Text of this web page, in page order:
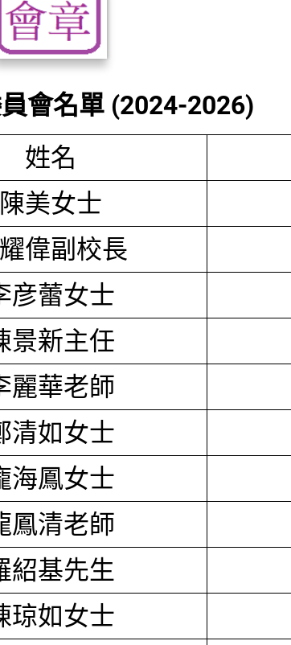
會名單 (2024-2026)
姓名
陳美女士
偉副校長
彦蕾女士
景新主任
麗華老師
清如女士
海鳳女士
鳳清老師
紹基先生
琼如女士